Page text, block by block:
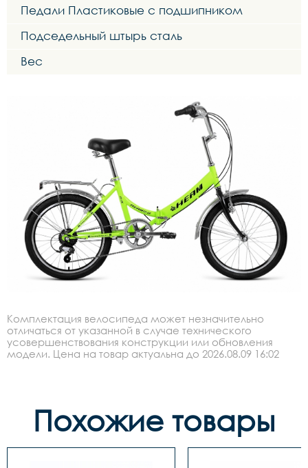
Педали Пластиковые с подшипником
Подседельный штырь сталь
Вес
Комплектация велосипеда может незначительно
отличаться от указанной в случае технического
усовершенствования конструкции или обновления
модели. Цена на товар актуальна до 2026.08.09 16:02
Похожие товары